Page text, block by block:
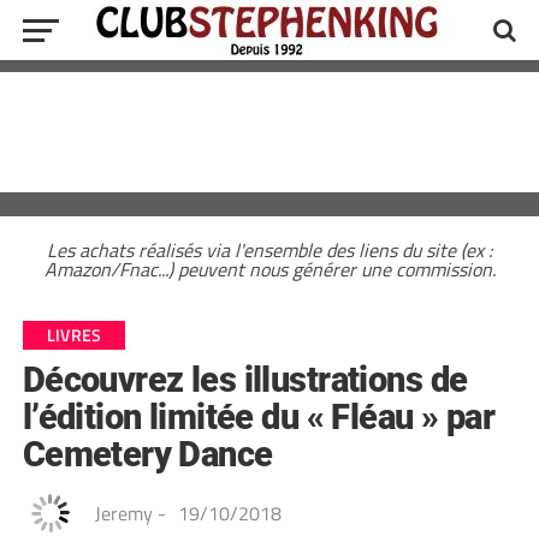
Les achats réalisés via l'ensemble des liens du site (ex :
Amazon/Fnac...) peuvent nous générer une commission.
LIVRES
Découvrez les illustrations de
l’édition limitée du « Fléau » par
Cemetery Dance
Jeremy - 19/10/2018